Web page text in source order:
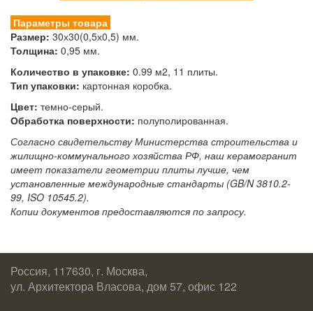
Параметры товара
Размер: 30х30(0,5х0,5) мм.
Толщина: 0,95 мм.
Количество в упаковке: 0.99 м2, 11 плиты.
Тип упаковки: картонная коробка.
Цвет: темно-серый.
Обработка поверхности: полуполированная.
Согласно свидетельству Министерства строительства и
жилищно-коммунального хозяйства РФ, наш керамогранит
имеет показатели геометрии плиты лучше, чем
установленные международные стандарты (GB/N 3810.2-
99, ISO 10545.2).
Копии документов предоставляются по запросу.
Россия, 117630, г. Москва,
ул. Архитектора Власова, дом 57, офис 122